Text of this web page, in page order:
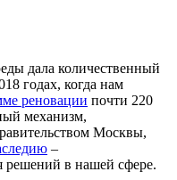
дала количественный
годах, когда нам
реновации почти 220
механизм,
Москвы,
–
решений в нашей сфере.